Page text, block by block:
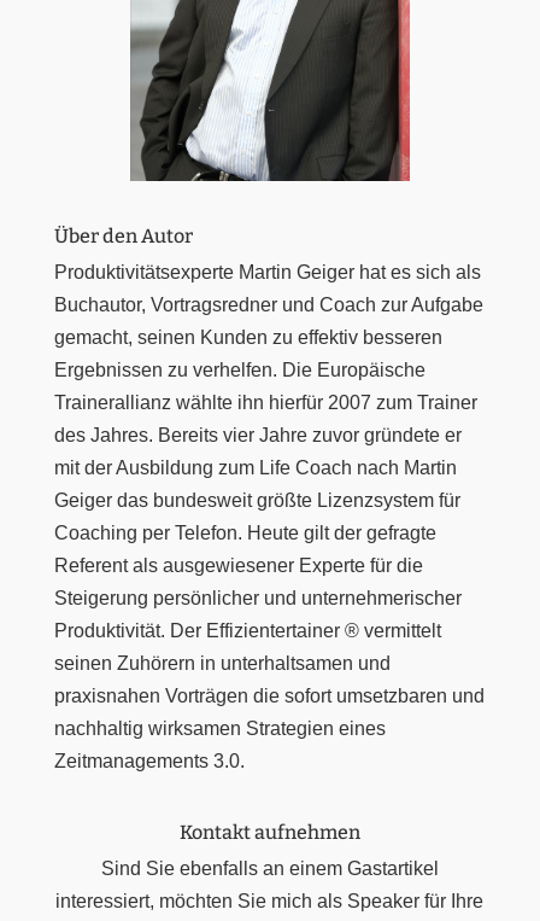
Über den Autor
Produktivitätsexperte Martin Geiger hat es sich als
Buchautor, Vortragsredner und Coach zur Aufgabe
gemacht, seinen Kunden zu effektiv besseren
Ergebnissen zu verhelfen. Die Europäische
Trainerallianz wählte ihn hierfür 2007 zum Trainer
des Jahres. Bereits vier Jahre zuvor gründete er
mit der Ausbildung zum Life Coach nach Martin
Geiger das bundesweit größte Lizenzsystem für
Coaching per Telefon. Heute gilt der gefragte
Referent als ausgewiesener Experte für die
Steigerung persönlicher und unternehmerischer
Produktivität. Der Effizientertainer ® vermittelt
seinen Zuhörern in unterhaltsamen und
praxisnahen Vorträgen die sofort umsetzbaren und
nachhaltig wirksamen Strategien eines
Zeitmanagements 3.0.
Kontakt aufnehmen
Sind Sie ebenfalls an einem Gastartikel
interessiert, möchten Sie mich als Speaker für Ihre